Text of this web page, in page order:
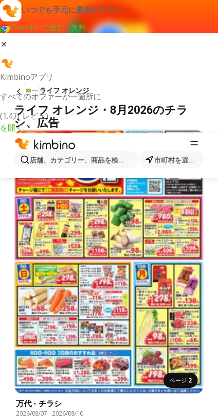
いつでも手元に最新のチラシ
Chrome に追加 - 無料
Kimbinoアプリ
すべてのオファーが一箇所に
(1.4万 レビュ)
を開く
店舗、カテゴリー、商品を検索... 市町村を選択します
ライフ オレンジ
ライフ オレンジ・8月2026のチラ
シ、広告
ページ 2
万代 - チラシ
2026/08/07 -2026/08/10